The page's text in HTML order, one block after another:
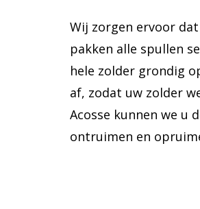
Wij zorgen ervoor
pakken alle spullen
hele zolder grondig
af, zodat uw zolder
Acosse kunnen we u
ontruimen en